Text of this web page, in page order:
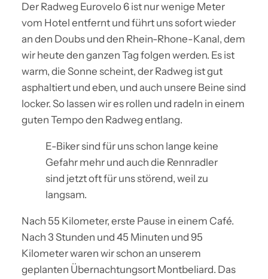
Der Radweg Eurovelo 6 ist nur wenige Meter
vom Hotel entfernt und führt uns sofort wieder
an den Doubs und den Rhein-Rhone-Kanal, dem
wir heute den ganzen Tag folgen werden. Es ist
warm, die Sonne scheint, der Radweg ist gut
asphaltiert und eben, und auch unsere Beine sind
locker. So lassen wir es rollen und radeln in einem
guten Tempo den Radweg entlang.
E-Biker sind für uns schon lange keine
Gefahr mehr und auch die Rennradler
sind jetzt oft für uns störend, weil zu
langsam.
Nach 55 Kilometer, erste Pause in einem Café.
Nach 3 Stunden und 45 Minuten und 95
Kilometer waren wir schon an unserem
geplanten Übernachtungsort Montbeliard. Das